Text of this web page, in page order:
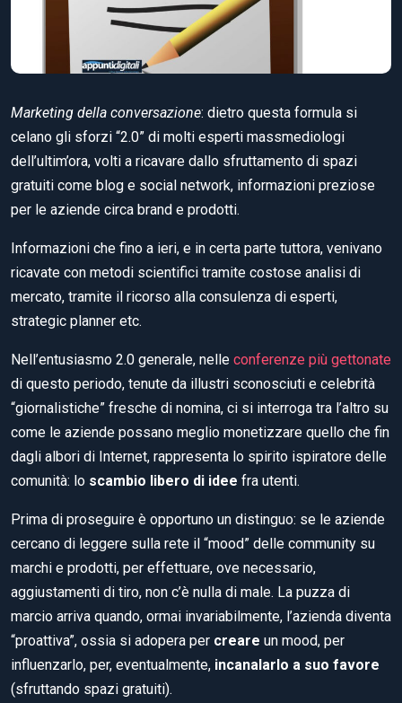
Marketing della conversazione: dietro questa formula si
celano gli sforzi “2.0” di molti esperti massmediologi
dell’ultim’ora, volti a ricavare dallo sfruttamento di spazi
gratuiti come blog e social network, informazioni preziose
per le aziende circa brand e prodotti.
Informazioni che fino a ieri, e in certa parte tuttora, venivano
ricavate con metodi scientifici tramite costose analisi di
mercato, tramite il ricorso alla consulenza di esperti,
strategic planner etc.
Nell’entusiasmo 2.0 generale, nelle conferenze più gettonate
di questo periodo, tenute da illustri sconosciuti e celebrità
“giornalistiche” fresche di nomina, ci si interroga tra l’altro su
come le aziende possano meglio monetizzare quello che fin
dagli albori di Internet, rappresenta lo spirito ispiratore delle
comunità: lo scambio libero di idee fra utenti.
Prima di proseguire è opportuno un distinguo: se le aziende
cercano di leggere sulla rete il “mood” delle community su
marchi e prodotti, per effettuare, ove necessario,
aggiustamenti di tiro, non c’è nulla di male. La puzza di
marcio arriva quando, ormai invariabilmente, l’azienda diventa
“proattiva”, ossia si adopera per creare un mood, per
influenzarlo, per, eventualmente, incanalarlo a suo favore
(sfruttando spazi gratuiti).